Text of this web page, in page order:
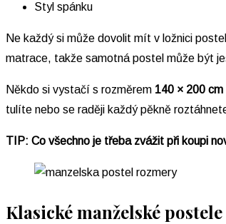
Styl spánku
Ne každý si může dovolit mít v ložnici
matrace, takže samotná postel může být
Někdo si vystačí s rozměrem 140 × 200 cm
tulíte nebo se raději každý pěkně
TIP: Co všechno je třeba zvážit při koupi
Klasické manželské postele